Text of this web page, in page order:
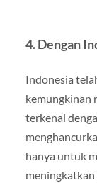
4. Dengan
Indonesia
kemungkinan
terkenal
hanya untuk